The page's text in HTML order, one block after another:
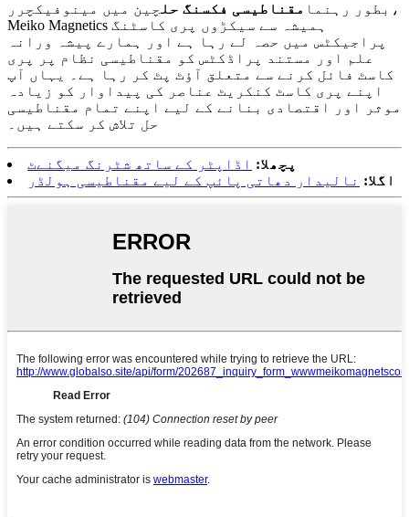
بطور رہنما مقناطیسی فکسنگ حلچین میں مینوفیکچرر،
Meiko Magnetics ہمیشہ سے سیکڑوں پری کاسٹنگ
پراجیکٹس میں حصہ لے رہا ہے اور ہمارے پیشہ ورانہ
علم اور مستند پراڈکٹس کو مقناطیسی نظام پر پری
کاسٹ فائل کرنے سے متعلق آؤٹ پٹ کر رہا ہے۔ یہاں آپ
اپنے پری کاسٹ کنکریٹ عناصر کی پیداوار کو زیادہ
موثر اور اقتصادی بنانے کے لیے اپنے تمام مقناطیسی
حل تلاش کر سکتے ہیں۔
پچھلا: اڈاپٹر کے ساتھ شٹرنگ میگنےٹ
اگلا: نالیدار دھاتی پائپ کے لیے مقناطیسی ہولڈر